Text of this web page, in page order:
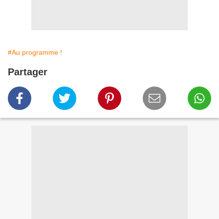
#Au programme !
Partager